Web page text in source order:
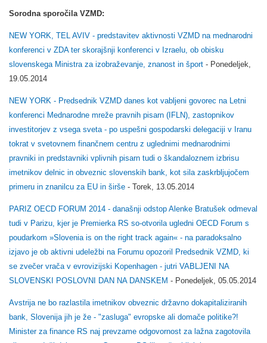
Sorodna sporočila VZMD:
NEW YORK, TEL AVIV - predstavitev aktivnosti VZMD na mednarodni
konferenci v ZDA ter skorajšnji konferenci v Izraelu, ob obisku
slovenskega Ministra za izobraževanje, znanost in šport - Ponedeljek,
19.05.2014
NEW YORK - Predsednik VZMD danes kot vabljeni govorec na Letni
konferenci Mednarodne mreže pravnih pisarn (IFLN), zastopnikov
investitorjev z vsega sveta - po uspešni gospodarski delegaciji v Iranu
tokrat v svetovnem finančnem centru z uglednimi mednarodnimi
pravniki in predstavniki vplivnih pisarn tudi o škandaloznem izbrisu
imetnikov delnic in obveznic slovenskih bank, kot sila zaskrbljujočem
primeru in znanilcu za EU in širše - Torek, 13.05.2014
PARIZ OECD FORUM 2014 - današnji odstop Alenke Bratušek odmeval
tudi v Parizu, kjer je Premierka RS so-otvorila ugledni OECD Forum s
poudarkom »Slovenia is on the right track again« - na paradoksalno
izjavo je ob aktivni udeležbi na Forumu opozoril Predsednik VZMD, ki
se zvečer vrača v evrovizijski Kopenhagen - jutri VABLJENI NA
SLOVENSKI POSLOVNI DAN NA DANSKEM - Ponedeljek, 05.05.2014
Avstrija ne bo razlastila imetnikov obveznic državno dokapitaliziranih
bank, Slovenija jih je že - "zasluga" evropske ali domače politike?!
Minister za finance RS naj prevzame odgovornost za lažna zagotovila